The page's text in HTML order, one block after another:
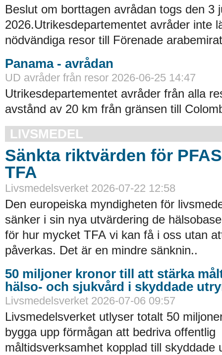
Beslut om borttagen avrådan togs den 3
2026.Utrikesdepartementet avråder inte
nödvändiga resor till Förenade
Panama - avrådan
UD avråder från resor 2026-06-25 14:47
Utrikesdepartementet avråder från alla
avstånd av 20 km från gränsen till
LIVSMEDEL
Sänkta riktvärden för
TFA
Livsmedelsverket 2026-07-22 12:58
Den europeiska myndigheten för
sänker i sin nya utvärdering de
för hur mycket TFA vi kan få i oss utan
påverkas. Det är en mindre sänknin..
50 miljoner kronor till att stärka
hälso- och sjukvård i skyddade
Livsmedelsverket 2026-07-06 09:57
Livsmedelsverket utlyser totalt 50
bygga upp förmågan att bedriva offentlig
måltidsverksamhet kopplad till skyddade